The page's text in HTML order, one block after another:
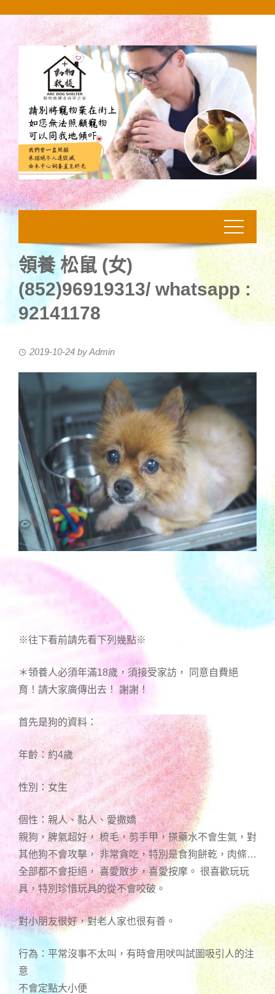
領養 松鼠 (女)
(852)96919313/ whatsapp :
92141178
2019-10-24 byAdmin
※往下看前請先看下列幾點※
＊領養人必須年滿18歲，須接受家訪， 同意自費絕
育！請大家廣傳出去！ 謝謝！
首先是狗的資料：
年齡：約4歲
性別：女生
個性：親人、黏人、愛撒嬌
親狗，脾氣超好， 梳毛，剪手甲，搽藥水不會生氣，對
其他狗不會攻擊， 非常貪吃，特別是食狗餅乾，肉條…
全部都不會拒絕， 喜愛散步，喜愛按摩。 很喜歡玩玩
具，特別珍惜玩具的從不會咬破。
對小朋友很好，對老人家也很有善。
行為：平常沒事不太叫，有時會用吠叫試圖吸引人的注
意
不會定點大小便